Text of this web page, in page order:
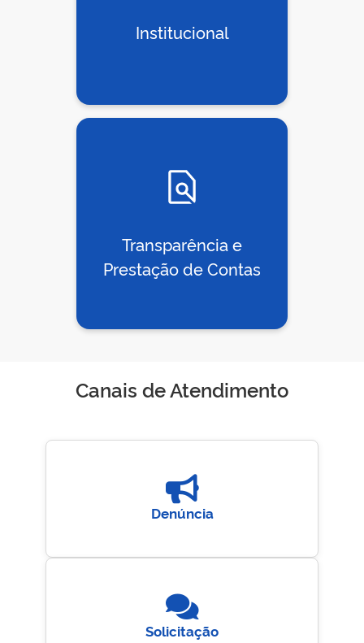
Institucional
Transparência e
Prestação de Contas
Canais de Atendimento
Denúncia
Solicitação